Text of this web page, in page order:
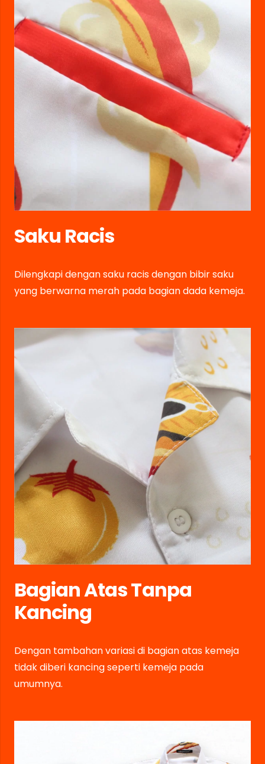
Saku Racis
Dilengkapi dengan saku racis dengan bibir saku
yang berwarna merah pada bagian dada kemeja.
Bagian Atas Tanpa
Kancing
Dengan tambahan variasi di bagian atas kemeja
tidak diberi kancing seperti kemeja pada
umumnya.